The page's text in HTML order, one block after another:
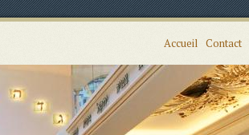
Accueil Contact